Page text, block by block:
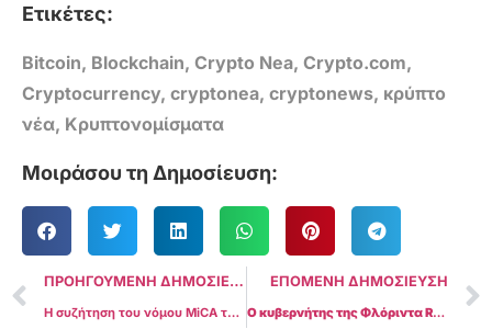
Ετικέτες:
Bitcoin, Blockchain, Crypto Nea, Crypto.com,
Cryptocurrency, cryptonea, cryptonews, κρύπτο
νέα, Κρυπτονομίσματα
Μοιράσου τη Δημοσίευση:
ΠΡΟΗΓΟΥΜΕΝΗ ΔΗΜΟΣΙΕΥΣΗ
Η συζήτηση του νόμου MiCA της ΕΕ για τα κρύπτο έχει προγραμματιστεί για τον Απρίλιο του 18
ΕΠΟΜΕΝΗ ΔΗΜΟΣΙΕΥΣΗ
Ο κυβερνήτης της Φλόριντα Ron DeSantis προτείνει νόμο για την απαγόρευση των CBDCs